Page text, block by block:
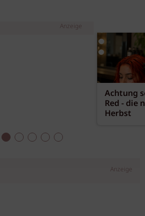
Anzeige
Achtung
Red - die
Herbst
Anzeige